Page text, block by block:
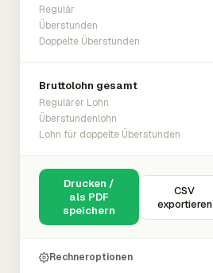
Regulär
Überstunden
Doppelte Überstunden
Bruttolohn gesamt
Regulärer Lohn
Überstundenlohn
Lohn für doppelte Überstunden
Drucken /
als PDF
speichern
CSV
exportieren
Rechneroptionen